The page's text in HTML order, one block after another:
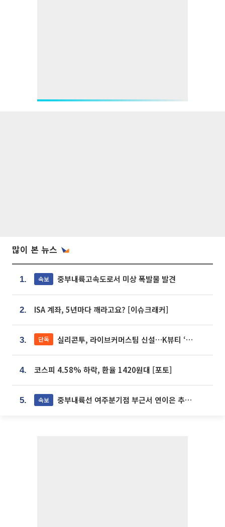
많이 본 뉴스
1. 속보 중부내륙고속도로서 미상 폭발물 발견
2. ISA 계좌, 5년마다 깨라고요? [이슈크래커]
3. 단독 실리콘투, 라이브커머스팀 신설…K뷰티 ‘글로벌 판매망’ 확대[K뷰티 라방戰]
4. 코스피 4.58% 하락, 환율 1420원대 [포토]
5. 속보 중부내륙선 여주분기점 부근서 연이은 추돌사고 발생